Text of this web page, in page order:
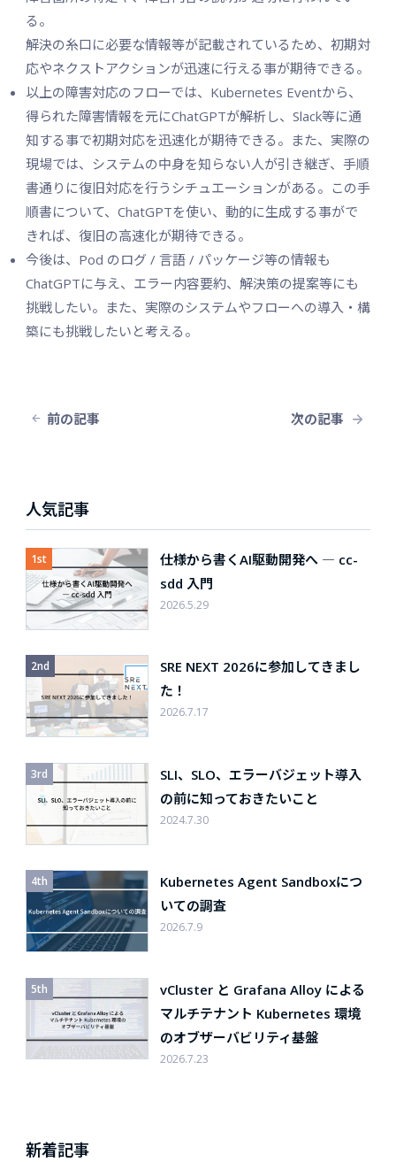
る。
解決の糸口に必要な情報等が記載されているため、初期対
応やネクストアクションが迅速に行える事が期待できる。
以上の障害対応のフローでは、Kubernetes Eventから、
得られた障害情報を元にChatGPTが解析し、Slack等に通
知する事で初期対応を迅速化が期待できる。また、実際の
現場では、システムの中身を知らない人が引き継ぎ、手順
書通りに復旧対応を行うシチュエーションがある。この手
順書について、ChatGPTを使い、動的に生成する事がで
きれば、復旧の高速化が期待できる。
今後は、Pod のログ / 言語 / パッケージ等の情報も
ChatGPTに与え、エラー内容要約、解決策の提案等にも
挑戦したい。また、実際のシステムやフローへの導入・構
築にも挑戦したいと考える。
前の記事 次の記事
人気記事
仕様から書くAI駆動開発へ ― cc-
sdd 入門
2026.5.29
SRE NEXT 2026に参加してきまし
た！
2026.7.17
SLI、SLO、エラーバジェット導入
の前に知っておきたいこと
2024.7.30
Kubernetes Agent Sandboxにつ
いての調査
2026.7.9
vCluster と Grafana Alloy による
マルチテナント Kubernetes 環境
のオブザーバビリティ基盤
2026.7.23
新着記事